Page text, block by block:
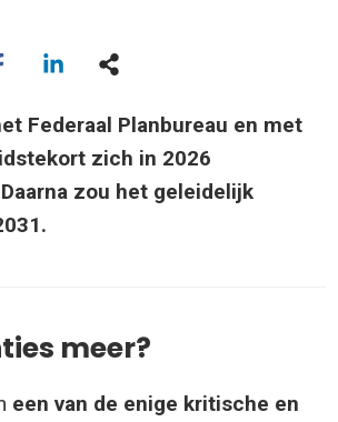
Federaal Planbureau en met
zich in 2026
zou het geleidelijk
meer?
een van de enige kritische en